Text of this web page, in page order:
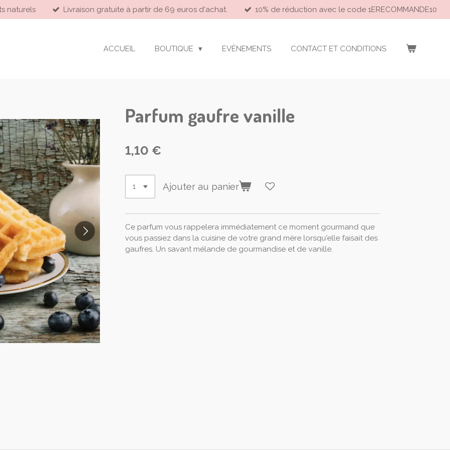
naturels Livraison gratuite à partir de 69 euros d'achat. 10% de réduction avec le code 1ERECOMMANDE10
ACCUEIL BOUTIQUE EVÈNEMENTS CONTACT ET CONDITIONS
Parfum gaufre vanille
1,10 €
Ajouter au panier
Ce parfum vous rappelera immédiatement ce moment gourmand que
vous passiez dans la cuisine de votre grand mère lorsqu'elle faisait des
gaufres. Un savant mélande de gourmandise et de vanille.